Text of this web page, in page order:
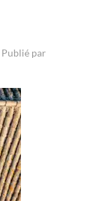
Publié par